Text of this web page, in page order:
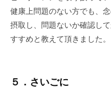
健康上問題のない方でも、
摂取し、問題ないか確認し
すすめと教えて頂きました。
５．さいごに